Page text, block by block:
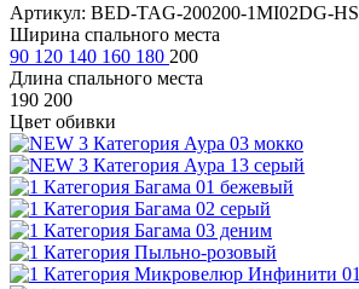
Артикул: BED-TAG-200200-1MI02DG-HS
Ширина спального места
90 120 140 160 180 200
Длина спального места
190 200
Цвет обивки